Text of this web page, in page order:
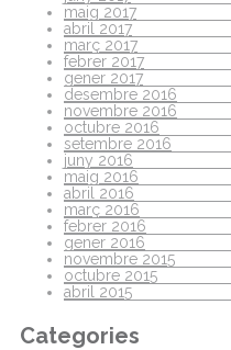
maig 2017
abril 2017
març 2017
febrer 2017
gener 2017
desembre 2016
novembre 2016
octubre 2016
setembre 2016
juny 2016
maig 2016
abril 2016
març 2016
febrer 2016
gener 2016
novembre 2015
octubre 2015
abril 2015
Categories